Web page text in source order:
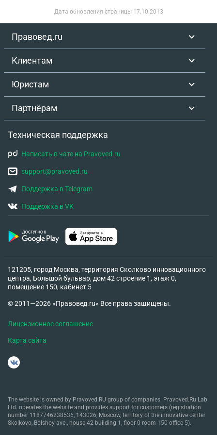
Дата обновления страницы 17.10.2013
Правовед.ru
Клиентам
Юристам
Партнёрам
Техническая поддержка
Написать в чате на Pravoved.ru
support@pravoved.ru
Поддержка в Telegram
Поддержка в VK
121205, город Москва, территория Сколково инновационного
центра, Большой бульвар, дом 42 строение 1, этаж 0,
помещение 150, кабинет 5
© 2011—2026 «Правовед.ru» Все права защищены.
Лицензионное соглашение
Карта сайта
The website is owned by Pravoved.RU group of companies. Pravoved.Ru Lab
Ltd. operates the website and provides support for customers (registration
number 1187746238536, 143026, Moscow, territory of the innovative center
Skolkovo, Bolshoy ave., house 42 building 1, floor 0 room 150 office 5).